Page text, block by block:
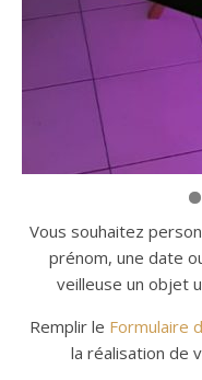
Vous souhaitez
prénom, une date
veilleuse un objet
Remplir le Formulaire
la réalisation de